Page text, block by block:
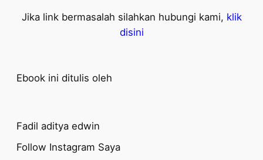
Jika link bermasalah silahkan hubungi kami, klik
disini
Ebook ini ditulis oleh
Fadil aditya edwin
Follow Instagram Saya